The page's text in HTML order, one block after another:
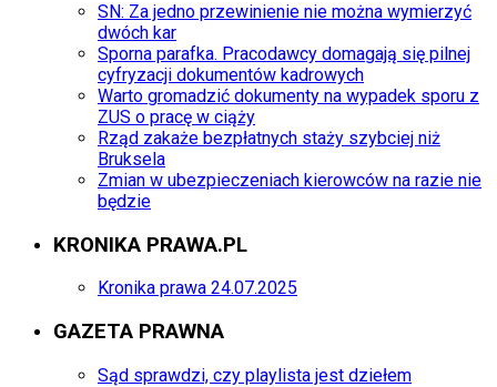
SN: Za jedno przewinienie nie można wymierzyć
dwóch kar
Sporna parafka. Pracodawcy domagają się pilnej
cyfryzacji dokumentów kadrowych
Warto gromadzić dokumenty na wypadek sporu z
ZUS o pracę w ciąży
Rząd zakaże bezpłatnych staży szybciej niż
Bruksela
Zmian w ubezpieczeniach kierowców na razie nie
będzie
KRONIKA PRAWA.PL
Kronika prawa 24.07.2025
GAZETA PRAWNA
Sąd sprawdzi, czy playlista jest dziełem